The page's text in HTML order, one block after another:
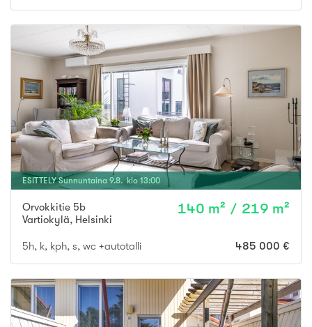
ESITTELY Sunnuntaina 9.8. klo 13:00
Orvokkitie 5b
Vartiokylä, Helsinki
140 m² / 219 m²
5h, k, kph, s, wc +autotalli 485 000 €